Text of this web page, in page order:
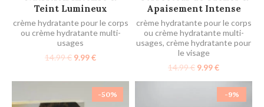
Teint Lumineux
crème hydratante pour le corps
ou crème hydratante multi-
usages
14.99€ 9.99€
Apaisement Intense
crème hydratante pour le corps
ou crème hydratante multi-
usages, crème hydratante pour
le visage
14.99€ 9.99€
-50% -9%